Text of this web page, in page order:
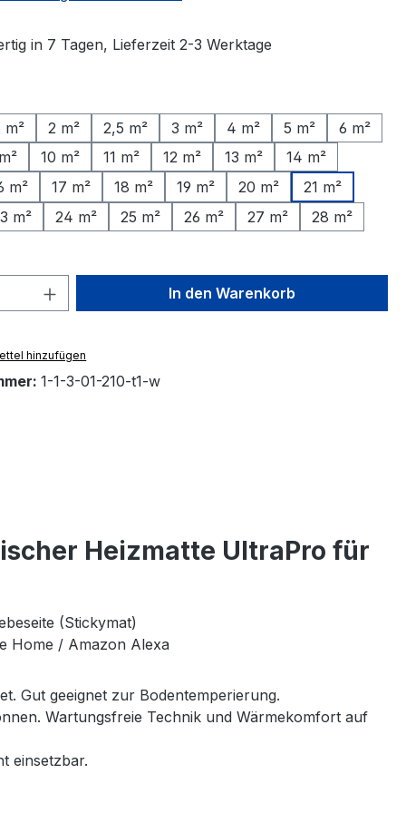
in 7 Tagen, Lieferzeit 2-3 Werktage
m² 2 m² 2,5 m² 3 m² 4 m² 5 m²
6 m²
10 m² 11 m² 12 m² 13 m²
14 m²
m² 17 m² 18 m² 19 m² 20 m²
21 m²
m² 24 m² 25 m² 26 m² 27 m²
28 m²
Anzahl: Gib den gewünschten Wert
In den Warenkorb
hinzufügen
1-1-3-01-210-t1-w
Heizmatte UltraPro für
(Stickymat)
Home / Amazon Alexa
Gut geeignet zur Bodentemperierung.
Wartungsfreie Technik und Wärmekomfort auf
einsetzbar.